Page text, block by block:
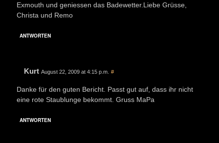
Exmouth und geniessen das Badewetter.Liebe Grüsse,
Christa und Remo
ANTWORTEN
Kurt August 22, 2009 at 4:15 p.m. #
Danke für den guten Bericht. Passt gut auf, dass ihr nicht
eine rote Staublunge bekommt. Gruss MaPa
ANTWORTEN